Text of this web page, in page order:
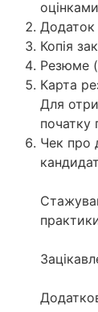
Копія
Резюме
Карта
Для
початку
Чек про